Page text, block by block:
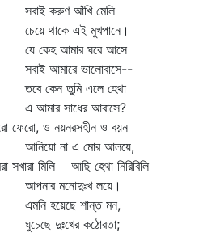
করুণ আঁখি মেলি
থাকে এই মুখপানে।
কেহ আমার ঘরে আসে
আমারে ভালোবাসে--
কেন তুমি এলে হেথা
আমার সাধের আবাসে?
ফেরো, ও নয়নরসহীন ও বয়ন
না এ মোর আলয়ে,
সখারা মিলি আছি হেথা নিরিবিলি
মনোদুঃখ লয়ে।
হয়েছে শান্ত মন,
দুঃখের কঠোরতা;